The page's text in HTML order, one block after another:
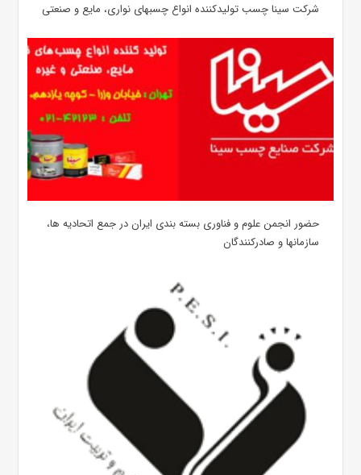
شرکت سینا چسب تولیدکننده انواع چسبهای نواری، مایع و صنعتی
حضور انجمن علوم و فناوری بسته بندی ایران در جمع اتحادیه ها،
سازمانها و صادرکنندگان